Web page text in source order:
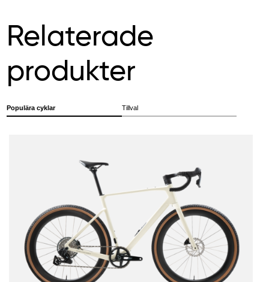
Relaterade
produkter
Populära cyklar Tillval